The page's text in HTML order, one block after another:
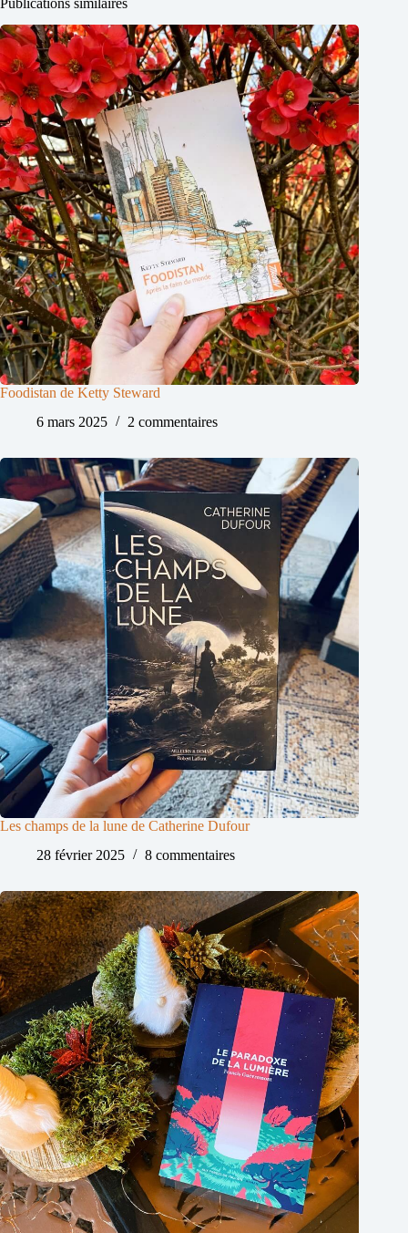
Foodistan de Ketty Steward
6 mars 2025
2 commentaires
Les champs de la lune de Catherine Dufour
28 février 2025
8 commentaires